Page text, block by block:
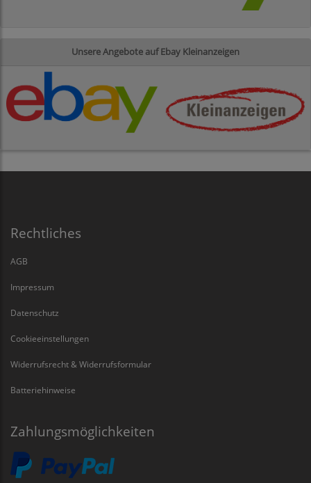
Unsere Angebote auf Ebay Kleinanzeigen
Rechtliches
AGB
Impressum
Datenschutz
Cookieeinstellungen
Widerrufsrecht & Widerrufsformular
Batteriehinweise
Zahlungsmöglichkeiten